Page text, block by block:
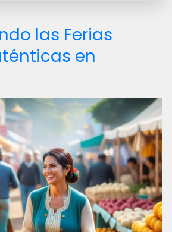
las Ferias
en